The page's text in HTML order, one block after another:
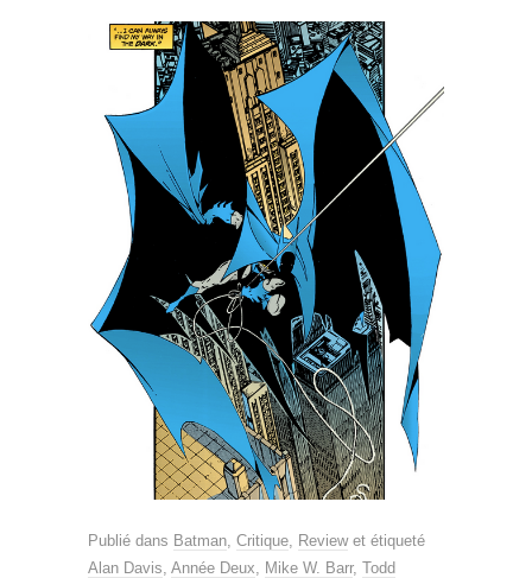
Publié dans Batman Critique Reviewet étiqueté
Alan Davis Année Deux Mike W. Barr, Todd